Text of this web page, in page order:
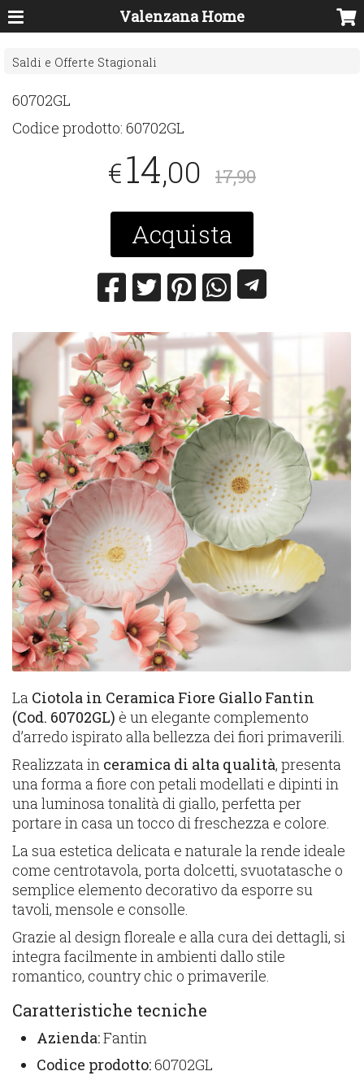
Valenzana Home
Saldi e Offerte Stagionali
60702GL
Codice prodotto:60702GL
€14,00 17,90
Acquista
La Ciotola in Ceramica Fiore Giallo Fantin
(Cod. 60702GL) è un elegante complemento
d’arredo ispirato alla bellezza dei fiori primaverili.
Realizzata in ceramica di alta qualità, presenta
una forma a fiore con petali modellati e dipinti in
una luminosa tonalità di giallo, perfetta per
portare in casa un tocco di freschezza e colore.
La sua estetica delicata e naturale la rende ideale
come centrotavola, porta dolcetti, svuotatasche o
semplice elemento decorativo da esporre su
tavoli, mensole e consolle.
Grazie al design floreale e alla cura dei dettagli, si
integra facilmente in ambienti dallo stile
romantico, country chic o primaverile.
Caratteristiche tecniche
Azienda:Fantin
Codice prodotto:60702GL